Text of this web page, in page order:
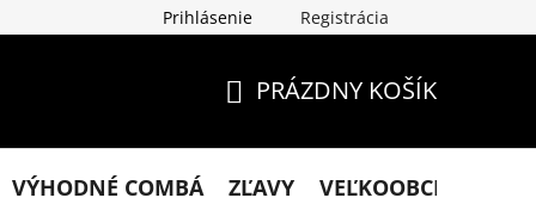
Podmienky ochrany osobných údajov
Prihlásenie Registrácia
KOŠÍK
PRÁZDNY KOŠÍK
VÝHODNÉ COMBÁ ZĽAVY VEĽKOOBCHOD